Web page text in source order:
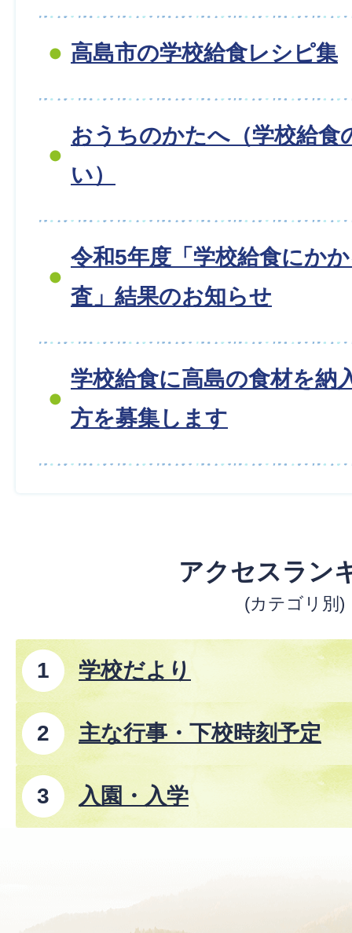
高島市の学校給食レシピ集
おうちのかたへ（学校給食
い）
令和5年度「学校給食にか
査」結果のお知らせ
学校給食に高島の食材を納
方を募集します
アクセスラン
(カテゴリ別)
学校だより
主な行事・下校時刻予定
入園・入学